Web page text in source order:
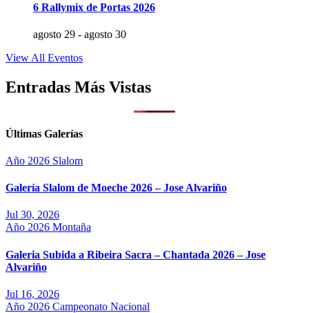
6 Rallymix de Portas 2026
agosto 29 - agosto 30
View All Eventos
Entradas Más Vistas
Últimas Galerías
Año 2026 Slalom
Galería Slalom de Moeche 2026 – Jose Alvariño
Jul 30, 2026
Año 2026 Montaña
Galeria Subida a Ribeira Sacra – Chantada 2026 – Jose
Alvariño
Jul 16, 2026
Año 2026 Campeonato Nacional